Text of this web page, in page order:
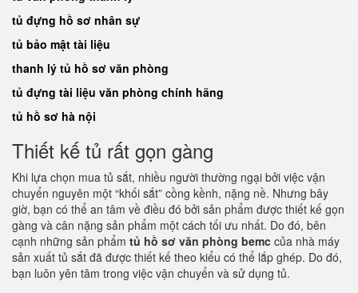
tủ đựng hồ sơ nhân sự
tủ bảo mật tài liệu
thanh lý tủ hồ sơ văn phòng
tủ đựng tài liệu văn phòng chính hãng
tủ hồ sơ hà nội
Thiết kế tủ rất gọn gàng
Khi lựa chọn mua tủ sắt, nhiều người thường ngại bởi việc vận
chuyển nguyên một “khối sắt” cồng kềnh, nặng nề. Nhưng bây
giờ, bạn có thể an tâm về điều đó bởi sản phẩm được thiết kế gọn
gàng và cân nặng sản phẩm một cách tối ưu nhất. Do đó, bên
cạnh những sản phẩm tủ hồ sơ văn phòng bemc của nhà máy
sản xuất tủ sắt đã được thiết kế theo kiểu có thể lắp ghép. Do đó,
bạn luôn yên tâm trong việc vận chuyển và sử dụng tủ.